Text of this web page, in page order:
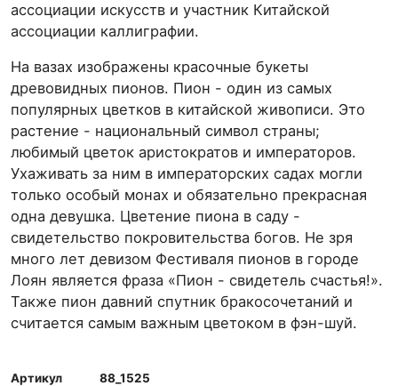
ассоциации искусств и участник Китайской
ассоциации каллиграфии.
На вазах изображены красочные букеты
древовидных пионов. Пион - один из самых
популярных цветков в китайской живописи. Это
растение - национальный символ страны;
любимый цветок аристократов и императоров.
Ухаживать за ним в императорских садах могли
только особый монах и обязательно прекрасная
одна девушка. Цветение пиона в саду -
свидетельство покровительства богов. Не зря
много лет девизом Фестиваля пионов в городе
Лоян является фраза «Пион - свидетель счастья!».
Также пион давний спутник бракосочетаний и
считается самым важным цветоком в фэн-шуй.
Артикул 88_1525